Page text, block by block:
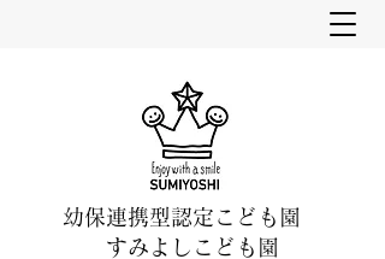
幼保連携型認定こども園
すみよしこども園